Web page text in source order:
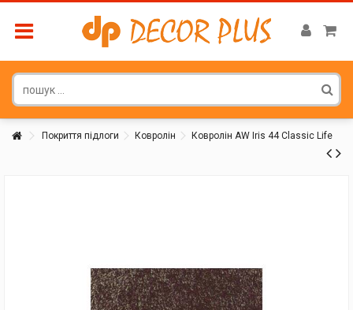
Покриття підлоги Ковролін Ковролін AW Iris 44 Classic Life